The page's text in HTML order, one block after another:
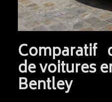
Comparatif
de voitures
Bentley